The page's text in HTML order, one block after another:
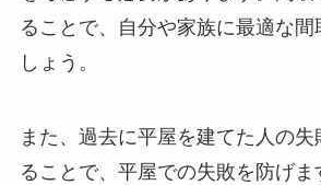
ることで、自分や家族に最適な
しょう。
また、過去に平屋を建てた人の
ることで、平屋での失敗を防げま